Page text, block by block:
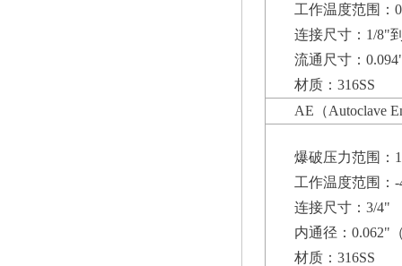
工作温度范围
连接尺寸：1/8"
流通尺寸：
材质：316SS
AE（Autoclave
爆破压力范围：
工作温度范围：
连接尺寸：3/4"
内通径：0.062"
材质：316SS